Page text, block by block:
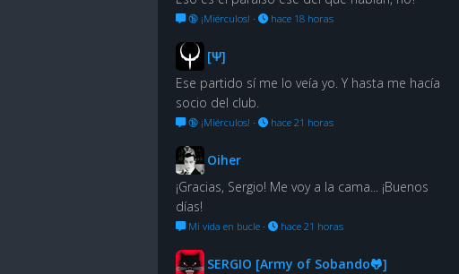
🔞 ¡Miérculos! · hace 18 horas
[Ψ]
Ese partido sí me lo veía yo. Y hasta me hacía
socio del club.
🔞 ¡Miérculos! · hace 21 horas
Oiher
¡Gracias, Sergio! Me voy a la cama... ¡Buenos
días!
Mi vida en bucle · hace 21 horas
SERGIO [Army of Sobando🐸]